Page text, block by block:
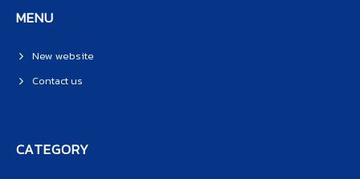
MENU
New website
Contact us
CATEGORY